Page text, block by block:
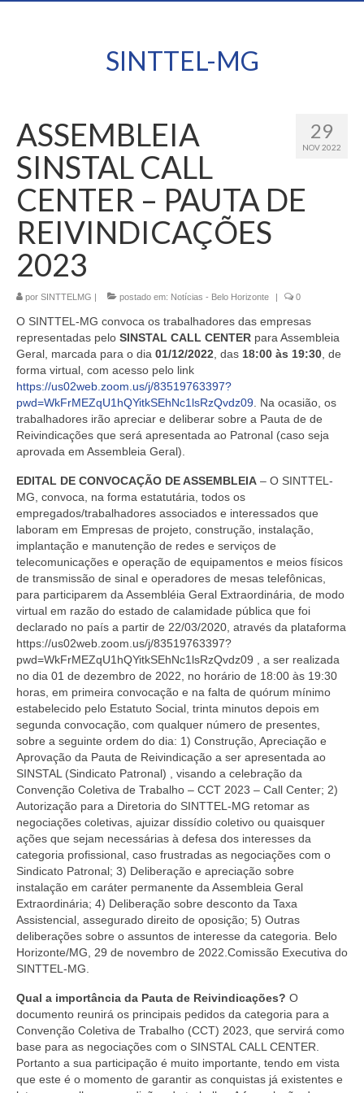
SINTTEL-MG
29
NOV 2022
ASSEMBLEIA
SINSTAL CALL
CENTER – PAUTA DE
REIVINDICAÇÕES
2023
por SINTTELMG | postado em: Notícias - Belo Horizonte | 0
O SINTTEL-MG convoca os trabalhadores das empresas
representadas pelo SINSTAL CALL CENTER para Assembleia
Geral, marcada para o dia 01/12/2022 , das 18:00 às 19:30 , de
forma virtual, com acesso pelo link
https://us02web.zoom.us/j/83519763397?
pwd=WkFrMEZqU1hQYitkSEhNc1lsRzQvdz09 . Na ocasião, os
trabalhadores irão apreciar e deliberar sobre a Pauta de de
Reivindicações que será apresentada ao Patronal (caso seja
aprovada em Assembleia Geral).
EDITAL DE CONVOCAÇÃO DE ASSEMBLEIA – O SINTTEL-
MG , convoca, na forma estatutária, todos os
empregados/trabalhadores associados e interessados que
laboram em Empresas de projeto, construção, instalação,
implantação e manutenção de redes e serviços de
telecomunicações e operação de equipamentos e meios físicos
de transmissão de sinal e operadores de mesas telefônicas,
para participarem da Assembléia Geral Extraordinária, de modo
virtual em razão do estado de calamidade pública que foi
declarado no país a partir de 22/03/2020, através da plataforma
https://us02web.zoom.us/j/83519763397?
pwd=WkFrMEZqU1hQYitkSEhNc1lsRzQvdz09 , a ser realizada
no dia 01 de dezembro de 2022 , no horário de 18:00 às 19:30
horas , em primeira convocação e na falta de quórum mínimo
estabelecido pelo Estatuto Social, trinta minutos depois em
segunda convocação, com qualquer número de presentes,
sobre a seguinte ordem do dia: 1) Construção, Apreciação e
Aprovação da Pauta de Reivindicação a ser apresentada ao
SINSTAL (Sindicato Patronal) , visando a celebração da
Convenção Coletiva de Trabalho – CCT 2023 – Call Center; 2)
Autorização para a Diretoria do SINTTEL-MG retomar as
negociações coletivas, ajuizar dissídio coletivo ou quaisquer
ações que sejam necessárias à defesa dos interesses da
categoria profissional, caso frustradas as negociações com o
Sindicato Patronal; 3) Deliberação e apreciação sobre
instalação em caráter permanente da Assembleia Geral
Extraordinária; 4) Deliberação sobre desconto da Taxa
Assistencial, assegurado direito de oposição; 5) Outras
deliberações sobre o assuntos de interesse da categoria. Belo
Horizonte/MG, 29 de novembro de 2022.Comissão Executiva do
SINTTEL-MG.
Qual a importância da Pauta de Reivindicações? O
documento reunirá os principais pedidos da categoria para a
Convenção Coletiva de Trabalho (CCT) 2023, que servirá como
base para as negociações com o SINSTAL CALL CENTER.
Portanto a sua participação é muito importante, tendo em vista
que este é o momento de garantir as conquistas já existentes e